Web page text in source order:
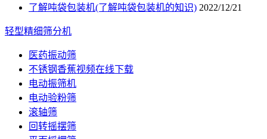
了解吨袋包装机(了解吨袋包装机的知识) 2022/12/21
轻型精细筛分机
医药振动筛
不锈钢香蕉视频在线下载
电动振筛机
电动验粉筛
滚轴筛
回转摇摆筛